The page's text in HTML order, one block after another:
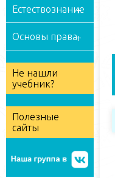
Естествознание
Основы права
Не нашли
учебник?
Полезные
сайты